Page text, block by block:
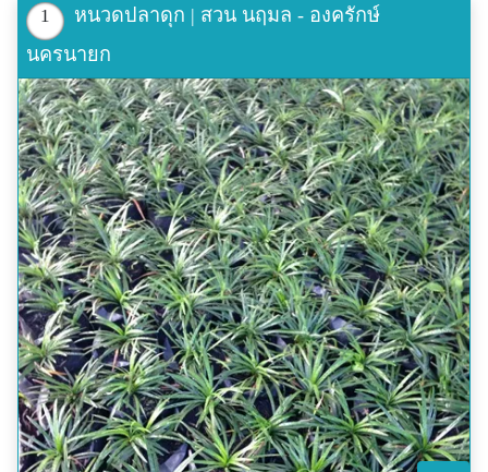
1
หนวดปลาดุก | สวน นฤมล - องครักษ์
นครนายก